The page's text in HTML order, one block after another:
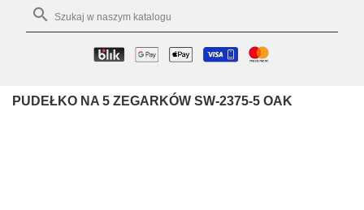

PUDEŁKO NA 5 ZEGARKÓW SW-2375-5 OAK